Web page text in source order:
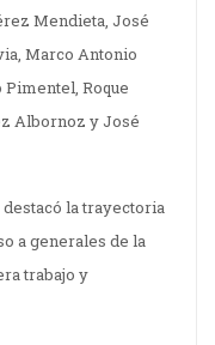
Mendieta, José
Marco Antonio
Roque
Albornoz y José
la trayectoria
a generales de la
trabajo y